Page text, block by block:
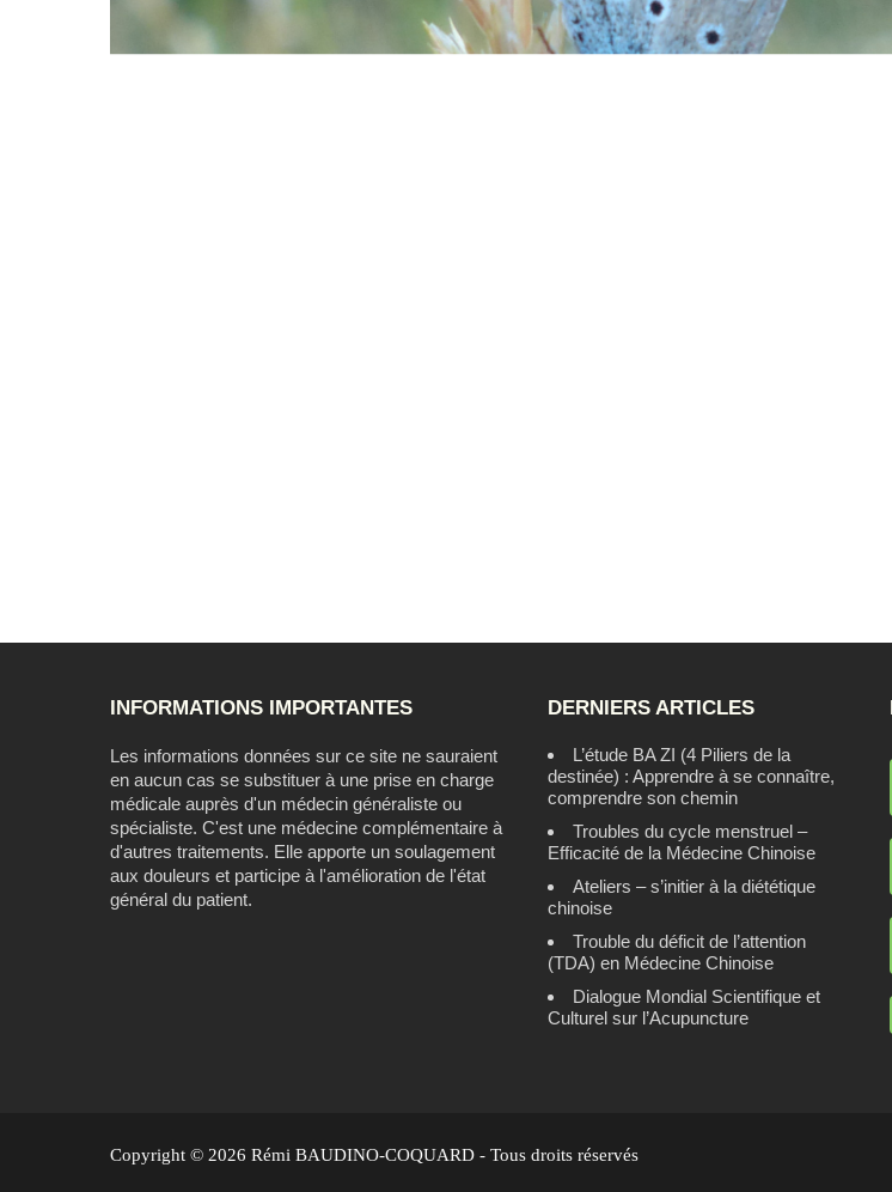
INFORMATIONS IMPORTANTES
Les informations données sur ce site ne sauraient
en aucun cas se substituer à une prise en charge
médicale auprès d'un médecin généraliste ou
spécialiste. C'est une médecine complémentaire à
d'autres traitements. Elle apporte un soulagement
aux douleurs et participe à l'amélioration de l'état
général du patient.
DERNIERS ARTICLES
L’étude BA ZI (4 Piliers de la
destinée) : Apprendre à se connaître,
comprendre son chemin
Troubles du cycle menstruel –
Efficacité de la Médecine Chinoise
Ateliers – s’initier à la diététique
chinoise
Trouble du déficit de l’attention
(TDA) en Médecine Chinoise
Dialogue Mondial Scientifique et
Culturel sur l’Acupuncture
Copyright © 2026 Rémi BAUDINO-COQUARD - Tous droits réservés